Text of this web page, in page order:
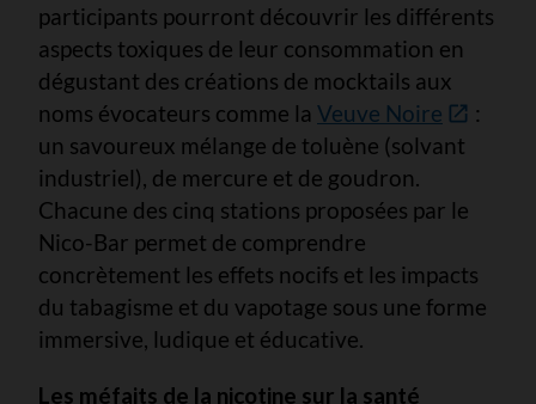
participants pourront découvrir les différents
aspects toxiques de leur consommation en
dégustant des créations de mocktails aux
noms évocateurs comme la Veuve Noire
:
un savoureux mélange de toluène (solvant
industriel), de mercure et de goudron.
Chacune des cinq stations proposées par le
Nico-Bar permet de comprendre
concrètement les effets nocifs et les impacts
du tabagisme et du vapotage sous une forme
immersive, ludique et éducative.
Les méfaits de la nicotine sur la santé